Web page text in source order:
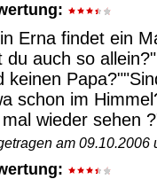
Erna findet ein
du auch so
keinen
schon im
wieder sehen
am 09.10.2006